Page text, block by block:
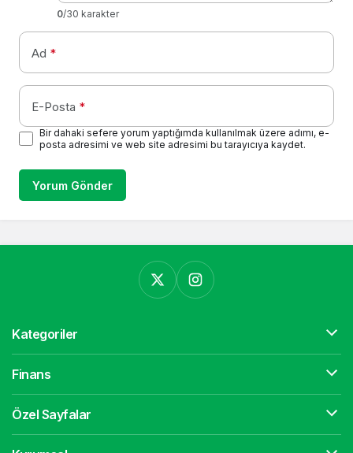
0/30 karakter
Ad *
E-Posta *
Bir dahaki sefere yorum yaptığımda kullanılmak üzere adımı, e-
posta adresimi ve web site adresimi bu tarayıcıya kaydet.
Yorum Gönder
Kategoriler
Finans
Özel Sayfalar